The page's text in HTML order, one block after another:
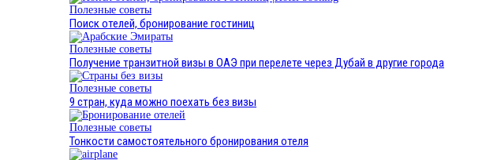
Полезные советы
Поиск отелей, бронирование гостиниц
Полезные советы
Получение транзитной визы в ОАЭ при перелете через Дубай в другие города
Полезные советы
9 стран, куда можно поехать без визы
Полезные советы
Тонкости самостоятельного бронирования отеля